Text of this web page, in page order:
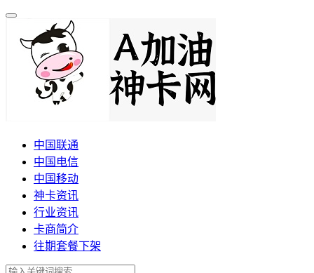
中国联通
中国电信
中国移动
神卡资讯
行业资讯
卡商简介
往期套餐下架